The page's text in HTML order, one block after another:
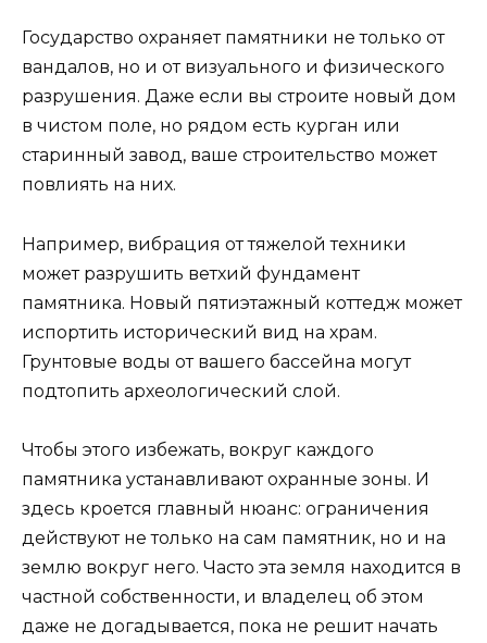
Государство охраняет памятники не только от
вандалов, но и от визуального и физического
разрушения. Даже если вы строите новый дом
в чистом поле, но рядом есть курган или
старинный завод, ваше строительство может
повлиять на них.
Например, вибрация от тяжелой техники
может разрушить ветхий фундамент
памятника. Новый пятиэтажный коттедж может
испортить исторический вид на храм.
Грунтовые воды от вашего бассейна могут
подтопить археологический слой.
Чтобы этого избежать, вокруг каждого
памятника устанавливают охранные зоны. И
здесь кроется главный нюанс: ограничения
действуют не только на сам памятник, но и на
землю вокруг него. Часто эта земля находится в
частной собственности, и владелец об этом
даже не догадывается, пока не решит начать